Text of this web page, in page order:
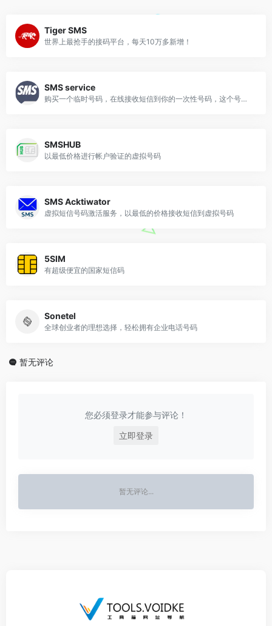
Tiger SMS
世界上最抢手的接码平台，每天10万多新增！
SMS service
购买一个临时号码，在线接收短信到你的一次性号码，这个号码免费发放20分钟用于接收短信，你只需为接收的信息付费
SMSHUB
以最低价格进行帐户验证的虚拟号码
SMS Acktiwator
虚拟短信号码激活服务，以最低的价格接收短信到虚拟号码
5SIM
有超级便宜的国家短信码
Sonetel
全球创业者的理想选择，轻松拥有企业电话号码
暂无评论
您必须登录才能参与评论！
立即登录
暂无评论...